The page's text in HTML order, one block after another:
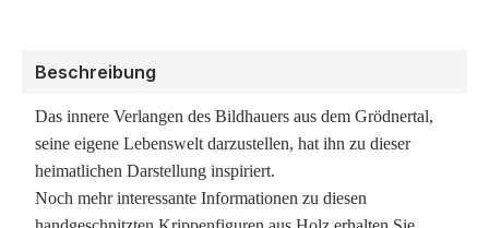
Beschreibung
Das innere Verlangen des Bildhauers aus dem Grödnertal,
seine eigene Lebenswelt darzustellen, hat ihn zu dieser
heimatlichen Darstellung inspiriert.
Noch mehr interessante Informationen zu diesen